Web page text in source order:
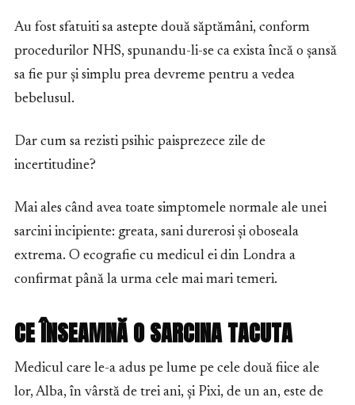
Au fost sfatuiti sa astepte două săptămâni, conform
procedurilor NHS, spunandu-li-se ca exista încă o șansă
sa fie pur și simplu prea devreme pentru a vedea
bebelusul.
Dar cum sa rezisti psihic paisprezece zile de
incertitudine?
Mai ales când avea toate simptomele normale ale unei
sarcini incipiente: greata, sani durerosi și oboseala
extrema. O ecografie cu medicul ei din Londra a
confirmat până la urma cele mai mari temeri.
CE ÎNSEAMNĂ O SARCINA TACUTA
Medicul care le-a adus pe lume pe cele două fiice ale
lor, Alba, în vârstă de trei ani, și Pixi, de un an, este de